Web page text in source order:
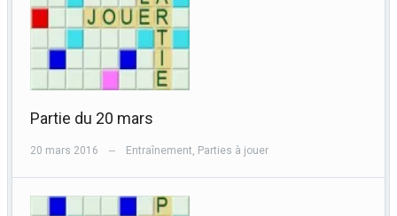
Partie du 20 mars
20 mars 2016 — Entraînement, Parties à jouer